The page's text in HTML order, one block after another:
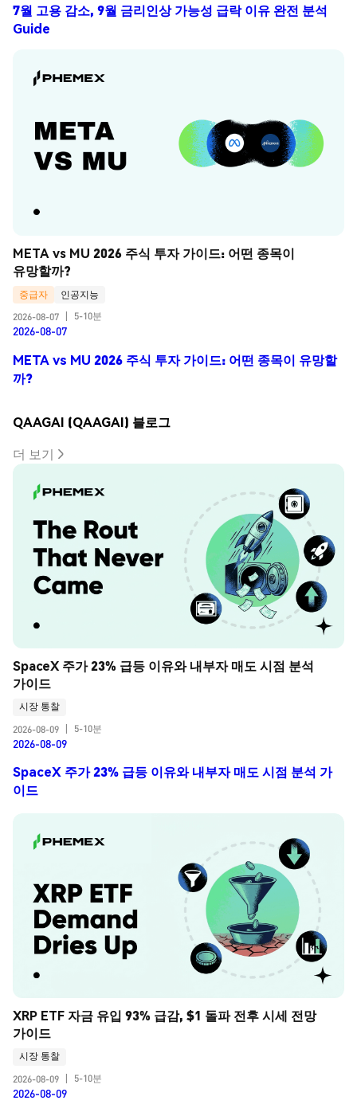
7월 고용 감소, 9월 금리인상 가능성 급락 이유 완전 분석
Guide
META vs MU 2026 주식 투자 가이드: 어떤 종목이
유망할까?
중급자
인공지능
2026-08-07
5-10분
2026-08-07
META vs MU 2026 주식 투자 가이드: 어떤 종목이 유망할
까?
QAAGAI (QAAGAI) 블로그
더 보기
SpaceX 주가 23% 급등 이유와 내부자 매도 시점 분석
가이드
시장 통찰
2026-08-09
5-10분
2026-08-09
SpaceX 주가 23% 급등 이유와 내부자 매도 시점 분석 가
이드
XRP ETF 자금 유입 93% 급감, $1 돌파 전후 시세 전망
가이드
시장 통찰
2026-08-09
5-10분
2026-08-09